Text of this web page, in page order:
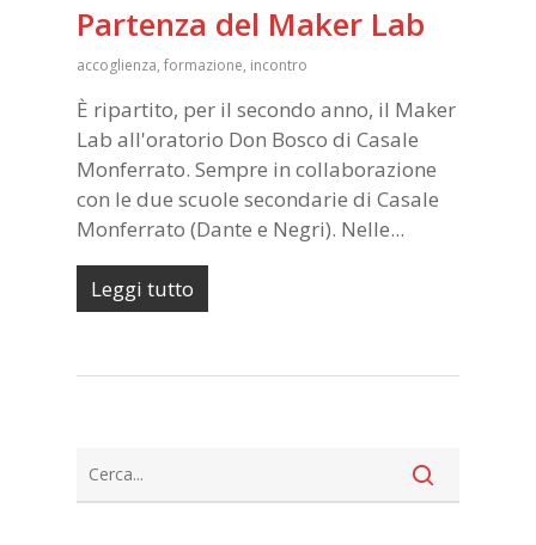
Partenza del Maker Lab
accoglienza, formazione, incontro
È ripartito, per il secondo anno, il Maker
Lab all'oratorio Don Bosco di Casale
Monferrato. Sempre in collaborazione
con le due scuole secondarie di Casale
Monferrato (Dante e Negri). Nelle...
Leggi tutto